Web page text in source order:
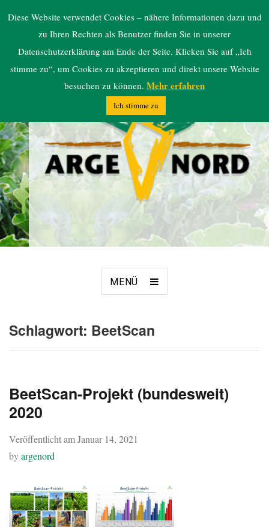
ARGE NORD
MENÜ
Schlagwort: BeetScan
BeetScan-Projekt (bundesweit)
2020
Veröffentlicht amJanuar 14, 2021
byargenord
Diese Website verwendet Cookies – nähere Informationen dazu und
zu Ihren Rechten als Benutzer finden Sie in unserer
Datenschutzerklärung am Ende der Seite. Klicken Sie auf „Ich
stimme zu“, um Cookies zu akzeptieren und direkt unsere Website
besuchen zu können. Mehr erfahren
Ich stimme zu